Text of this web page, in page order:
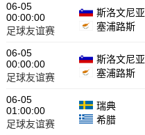
06-05
00:00:00
足球友谊赛
斯洛文尼亚
塞浦路斯
06-05
00:00:00
足球友谊赛
斯洛文尼亚
塞浦路斯
06-05
01:00:00
足球友谊赛
瑞典
希腊